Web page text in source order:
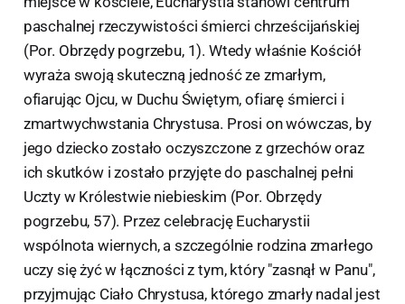
paschalnej rzeczywistości śmierci chrześcijańskiej
(Por. Obrzędy pogrzebu, 1). Wtedy właśnie Kościół
wyraża swoją skuteczną jedność ze zmarłym,
ofiarując Ojcu, w Duchu Świętym, ofiarę śmierci i
zmartwychwstania Chrystusa. Prosi on wówczas, by
jego dziecko zostało oczyszczone z grzechów oraz
ich skutków i zostało przyjęte do paschalnej pełni
Uczty w Królestwie niebieskim (Por. Obrzędy
pogrzebu, 57). Przez celebrację Eucharystii
wspólnota wiernych, a szczególnie rodzina zmarłego
uczy się żyć w łączności z tym, który "zasnął w Panu",
przyjmując Ciało Chrystusa, którego zmarły nadal jest